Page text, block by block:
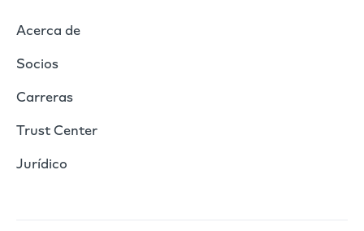
Acerca de
Socios
Carreras
Trust Center
Jurídico